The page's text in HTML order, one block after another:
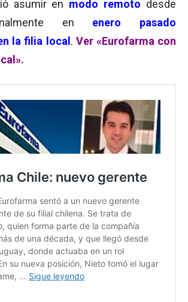
asumir en modo remoto desde
en enero pasado
la filia local . Ver «Eurofarma con